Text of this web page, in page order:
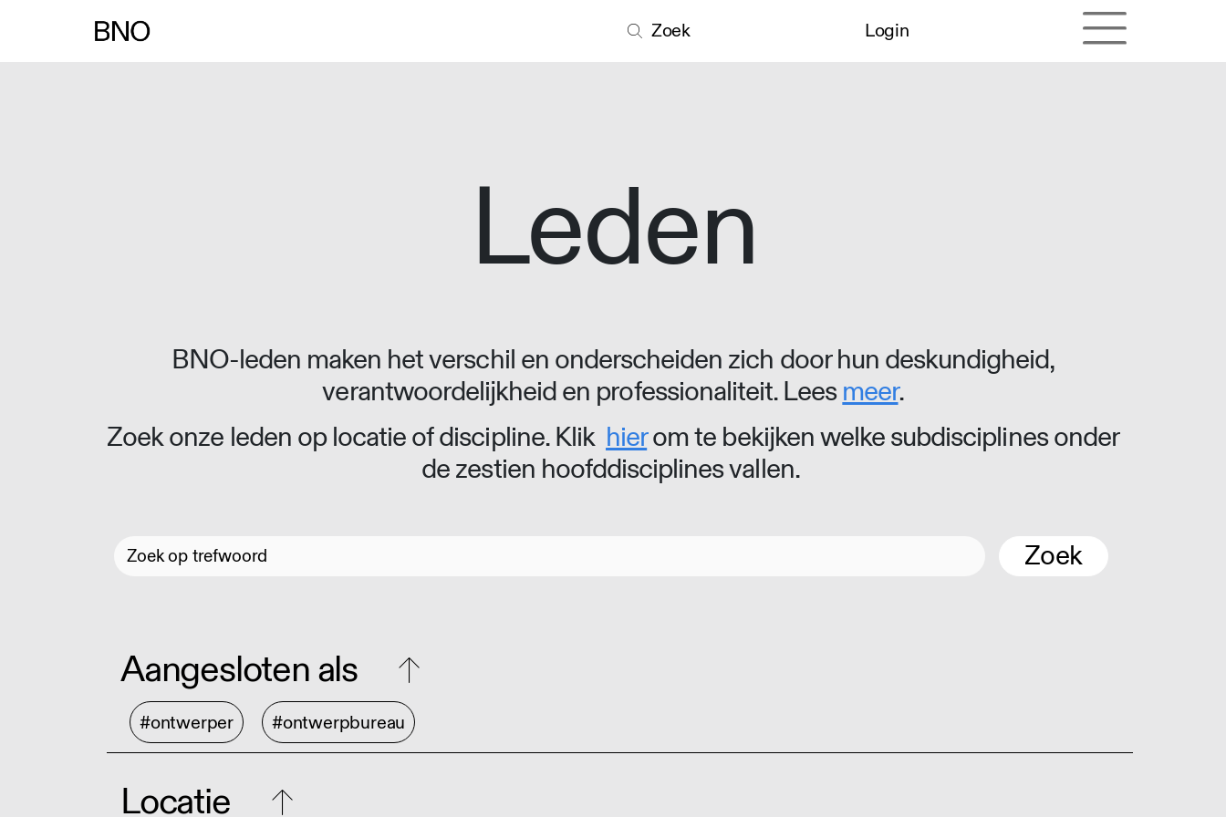
Zoek Login
Leden
BNO-leden maken het verschil en onderscheiden zich door hun deskundigheid,
verantwoordelijkheid en professionaliteit. Leesmeer.
Zoek onze leden op locatie of discipline. Klik hierom te bekijken welke subdisciplines onder
de zestien hoofddisciplines vallen.
Zoek
Aangesloten als
#ontwerper #ontwerpbureau
Locatie